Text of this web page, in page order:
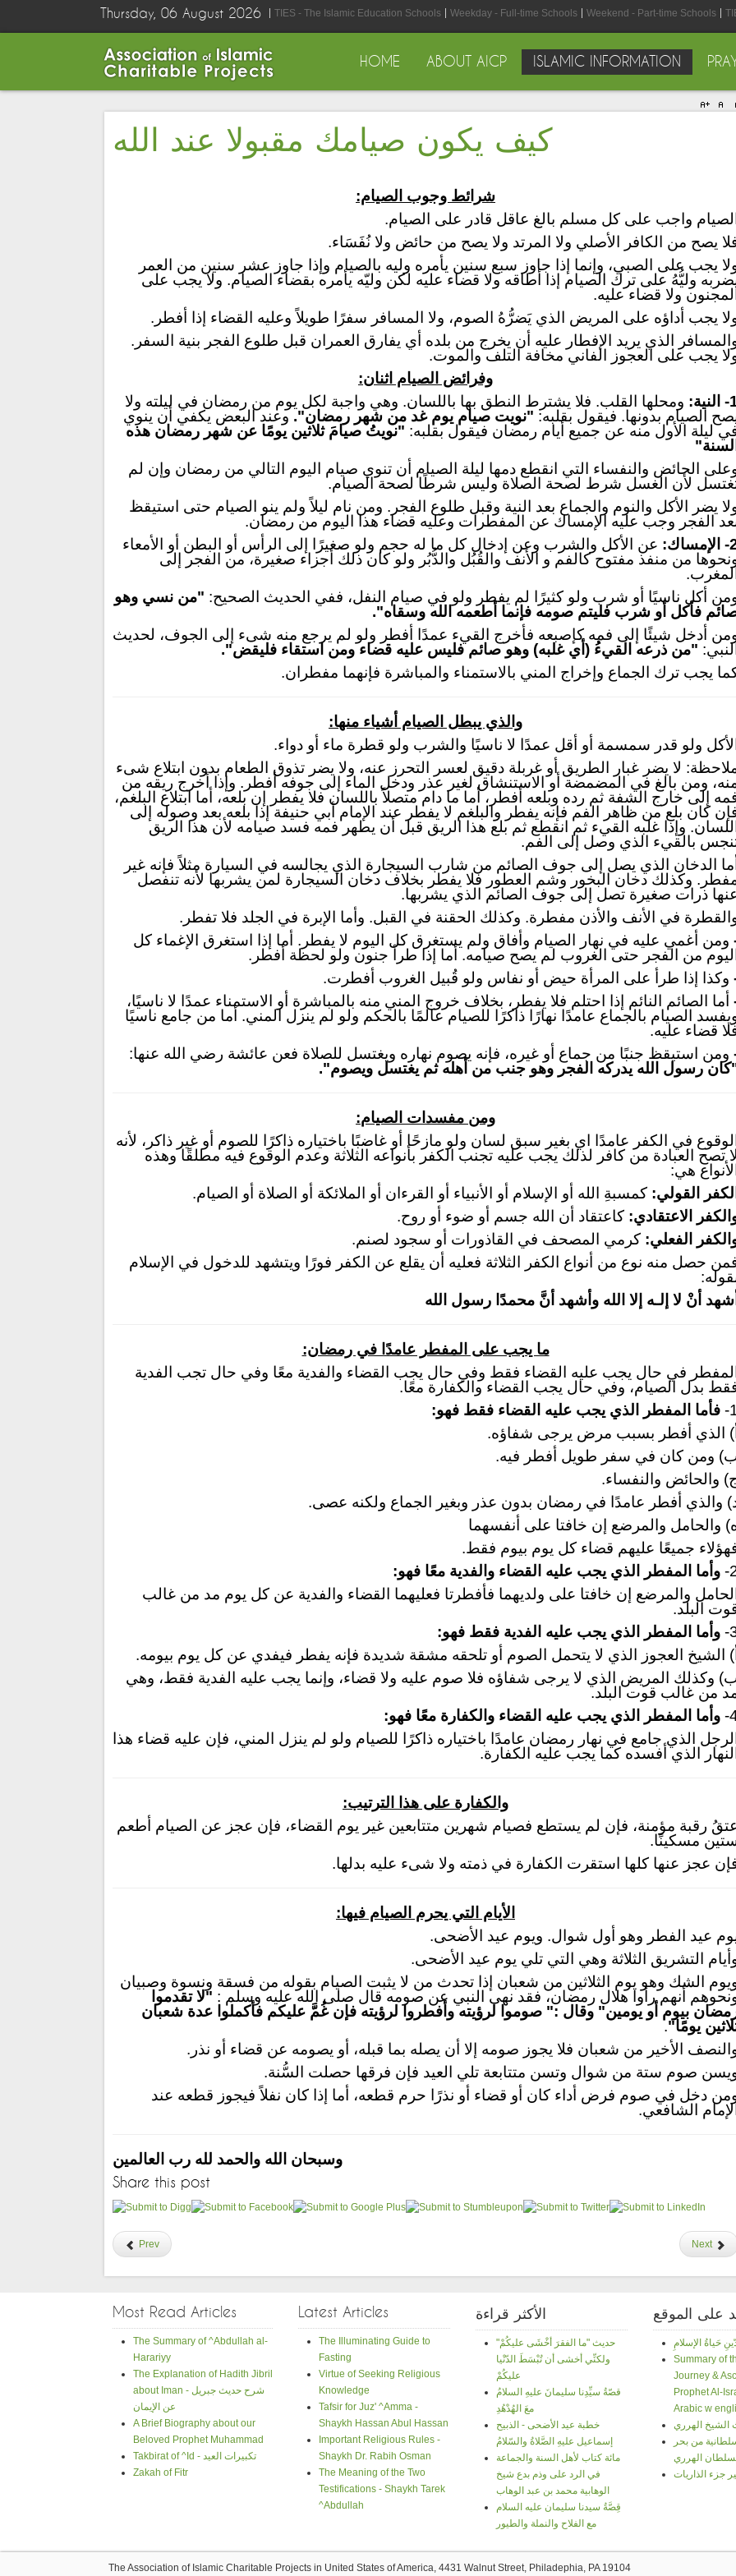
Thursday, 06 August 2026 TIES - The Islamic Education Schools Weekday - Full-time Schools Weekend - Part-time Schools
HOME ABOUT AICP ISLAMIC INFORMATION
كيف يكون صيامك مقبولا عند الله
شرائط وجوب الصيام:
الصيام واجب على كل مسلم بالغ عاقل قادر على الصيام.
يصح من الكافر الأصلي ولا المرتد ولا يصح من حائض ولا نُفَسَاء.
يجب على الصبي، وإنما إذا جاوز سبع سنين يأمره وليه بالصيام وإذا جاوز عشر سنين من العمر
وليُّهُ على ترك الصيام إذا أطاقه ولا قضاء عليه لكن وليّه يأمره بقضاء الصيام. ولا يجب على
المجنون ولا قضاء عليه.
يجب أداؤه على المريض الذي يَضرُّهُ الصوم، ولا المسافر سفرًا طويلاً وعليه القضاء إذا أفطر.
الذي يريد الإفطار عليه أن يخرج من بلده أي يفارق العمران قبل طلوع الفجر بنية السفر.
يجب على العجوز الفاني مخافة التلف والموت.
وفرائض الصيام اثنان:
النية: ومحلها القلب. فلا يشترط النطق بها باللسان. وهي واجبة لكل يوم من رمضان في ليلته ولا
الصيام بدونها. فيقول بقلبه: "نويت صيام يوم غد من شهر رمضان". وعند البعض يكفي أن ينوي
ليلة الأول منه عن جميع أيام رمضان فيقول بقلبه: "نويتُ صيامَ ثلاثين يومًا عن شهر رمضان هذه
السنة"
الحائض والنفساء التي انقطع دمها ليلة الصيام أن تنوي صيام اليوم التالي من رمضان وإن لم
لأن الغسل شرط لصحة الصلاة وليس شرطًا لصحة الصيام.
يضر الأكل والنوم والجماع بعد النية وقبل طلوع الفجر. ومن نام ليلاً ولم ينو الصيام حتى استيقظ
الفجر وجب عليه الإمساك عن المفطرات وعليه قضاء هذا اليوم من رمضان.
الإمساك: عن الأكل والشرب وعن إدخال كل ما له حجم ولو صغيرًا إلى الرأس أو البطن أو الأمعاء
من منفذ مفتوح كالفم و الأنف والقُبُل والدُّبُر ولو كان ذلك أجزاء صغيرة، من الفجر إلى
المغرب.
أكل ناسيًا أو شرب ولو كثيرًا لم يفطر ولو في صيام النفل، ففي الحديث الصحيح: "من نسي وهو
فأكل أو شرب فليتم صومه فإنما أطعمه الله وسقاه".
أدخل شيئًا إلى فمه كإصبعه فأخرج القيء عمدًا أفطر ولو لم يرجع منه شىء إلى الجوف، لحديث
النبي: "من ذرعه القيءُ (أي غلبه) وهو صائم فليس عليه قضاء ومن استقاء فليقض".
يجب ترك الجماع وإخراج المني بالاستمناء والمباشرة فإنهما مفطران.
والذي يبطل الصيام أشياء منها:
الأكل ولو قدر سمسمة أو أقل عمدًا لا ناسيًا والشرب ولو قطرة ماء أو دواء.
لا يضر غبار الطريق أو غربلة دقيق لعسر التحرز عنه، ولا يضر تذوق الطعام بدون ابتلاع شىء
ومن بالغ في المضمضة أو الاستنشاق لغير عذر ودخل الماء إلى جوفه أفطر. وإذا أخرج ريقه من
إلى خارج الشفة ثم رده وبلعه أفطر، أما ما دام متصلاً باللسان فلا يفطر إن بلعه، أما ابتلاع البلغم،
كان بلع من ظاهر الفم فإنه يفطر والبلغم لا يفطر عند الإمام أبي حنيفة إذا بلعه بعد وصوله إلى
اللسان. وإذا غلبه القيء ثم انقطع ثم بلع هذا الريق قبل أن يطهر فمه فسد صيامه لأن هذا الريق
بالقيء الذي وصل إلى الفم.
أما الدخان الذي يصل إلى جوف الصائم من شارب السيجارة الذي يجالسه في السيارة مثلاً فإنه غير
وكذلك دخان البخور وشم العطور فلا يفطر بخلاف دخان السيجارة لمن يشربها لأنه تنفصل
ذرات صغيرة تصل إلى جوف الصائم الذي يشربها.
في الأنف والأذن مفطرة. وكذلك الحقنة في القبل. وأما الإبرة في الجلد فلا تفطر.
ومن أغمي عليه في نهار الصيام وأفاق ولم يستغرق كل اليوم لا يفطر. أما إذا استغرق الإغماء كل
اليوم من الفجر حتى الغروب لم يصح صيامه. أما إذا طرأ جنون ولو لحظة أفطر.
وكذا إذا طرأ على المرأة حيض أو نفاس ولو قُبيل الغروب أفطرت.
أما الصائم النائم إذا احتلم فلا يفطر، بخلاف خروج المني منه بالمباشرة أو الاستمناء عمدًا لا ناسيًا،
الصيام بالجماع عامدًا نهارًا ذاكرًا للصيام عالمًا بالحكم ولو لم ينزل المني. أما من جامع ناسيًا
قضاء عليه.
ومن استيقظ جنبًا من جماع أو غيره، فإنه يصوم نهاره ويغتسل للصلاة فعن عائشة رضي الله عنها:
كان رسول الله يدركه الفجر وهو جنب من أهله ثم يغتسل ويصوم".
ومن مفسدات الصيام:
الوقوع في الكفر عامدًا اي بغير سبق لسان ولو مازحًا أو غاضبًا باختياره ذاكرًا للصوم أو غير ذاكر، لأنه
لا تصح العبادة من كافر لذلك يجب عليه تجنب الكفر بأنواعه الثلاثة وعدم الوقوع فيه مطلقًا وهذه
الأنواع هي:
الكفر القولي: كمسبةِ الله أو الإسلام أو الأنبياء أو القرءان أو الملائكة أو الصلاة أو الصيام.
الاعتقادي: كاعتقاد أن الله جسم أو ضوء أو روح.
الفعلي: كرمي المصحف في القاذورات أو سجود لصنم.
حصل منه نوع من أنواع الكفر الثلاثة فعليه أن يقلع عن الكفر فورًا ويتشهد للدخول في الإسلام
أشهد أنْ لا إلـه إلا الله وأشهد أنَّ محمدًا رسول الله
ما يجب على المفطر عامدًا في رمضان:
المفطر في حال يجب عليه القضاء فقط وفي حال يجب القضاء والفدية معًا وفي حال تجب الفدية
بدل الصيام، وفي حال يجب القضاء والكفارة معًا.
فأما المفطر الذي يجب عليه القضاء فقط فهو:
أ) الذي أفطر بسبب مرض يرجى شفاؤه.
ومن كان في سفر طويل أفطر فيه.
والحائض والنفساء.
والذي أفطر عامدًا في رمضان بدون عذر وبغير الجماع ولكنه عصى.
والحامل والمرضع إن خافتا على أنفسهما
جميعًا عليهم قضاء كل يوم بيوم فقط.
وأما المفطر الذي يجب عليه القضاء والفدية معًا فهو:
الحامل والمرضع إن خافتا على ولديهما فأفطرتا فعليهما القضاء والفدية عن كل يوم مد من غالب
البلد.
وأما المفطر الذي يجب عليه الفدية فقط فهو:
أ) الشيخ العجوز الذي لا يتحمل الصوم أو تلحقه مشقة شديدة فإنه يفطر فيفدي عن كل يوم بيومه.
وكذلك المريض الذي لا يرجى شفاؤه فلا صوم عليه ولا قضاء، وإنما يجب عليه الفدية فقط، وهي
من غالب قوت البلد.
وأما المفطر الذي يجب عليه القضاء والكفارة معًا فهو:
الرجل الذي جامع في نهار رمضان عامدًا باختياره ذاكرًا للصيام ولو لم ينزل المني، فإن عليه قضاء هذا
النهار الذي أفسده كما يجب عليه الكفارة.
والكفارة على هذا الترتيب:
رقبة مؤمنة، فإن لم يستطع فصيام شهرين متتابعين غير يوم القضاء، فإن عجز عن الصيام أطعم
مسكينًا.
عجز عنها كلها استقرت الكفارة في ذمته ولا شىء عليه بدلها.
الأيام التي يحرم الصيام فيها:
عيد الفطر وهو أول شوال. ويوم عيد الأضحى.
التشريق الثلاثة وهي التي تلي يوم عيد الأضحى.
الشك وهو يوم الثلاثين من شعبان إذا تحدث من لا يثبت الصيام بقوله من فسقة ونسوة وصبيان
أنهم رأوا هلال رمضان، فقد نهى النبي عن صومه قال صلى الله عليه وسلم : "لا تقدموا
بيوم أو يومين" وقال :" صوموا لرؤيته وأفطروا لرؤيته فإن غُمَّ عليكم فأكملوا عدة شعبان
يومًا".
الأخير من شعبان فلا يجوز صومه إلا أن يصله بما قبله، أو يصومه عن قضاء أو نذر.
صوم ستة من شوال وتسن متتابعة تلي العيد فإن فرقها حصلت السُّنة.
دخل في صوم فرض أداء كان أو قضاء أو نذرًا حرم قطعه، أما إذا كان نفلاً فيجوز قطعه عند
الإمام الشافعي.
وسبحان الله والحمد لله رب العالمين
Share this post
Prev Next
Most Read Articles
The Summary of ^Abdullah al-
Harariyy
The Explanation of Hadith Jibril
about Iman - شرح حديث جبريل
عن الإيمان
A Brief Biography about our
Beloved Prophet Muhammad
Takbirat of ^Id - تكبيرات العيد
Zakah of Fitr
Latest Articles
The Illuminating Guide to
Fasting
Virtue of Seeking Religious
Knowledge
Tafsir for Juz' ^Amma -
Shaykh Hassan Abul Hassan
Important Religious Rules -
Shaykh Dr. Rabih Osman
The Meaning of the Two
Testifications - Shaykh Tarek
^Abdullah
الأكثر قراءة
"حديث "ما الفقرَ أخْشَى عليكُمْ
ولكنِّي أخشى أن تُبْسَطَ الدّنْيا
عليكُمْ
قصّةُ سيِّدِنا سليمانَ عليهِ السلامُ
معَ الهُدْهُدِ
خطبة عيد الأضحى - الذبيح
إسماعيل عليهِ الصَّلاةُ والسّلامُ
مائة كتاب لأهل السنة والجماعة
في الرد على وذم بدع شيخ
الوهابية محمد بن عبد الوهاب
قِصَّةُ سيدنا سليمان عليه السلام
مع الفلاح والنملة والطيور
على الموقع
Summary of
Journey &
Prophet Al-
Arabic w
الشيخ الهرري
من بحر
الهرري
جزء الذاريات
The Association of Islamic Charitable Projects in United States of America, 4431 Walnut Street, Philadephia, PA 19104